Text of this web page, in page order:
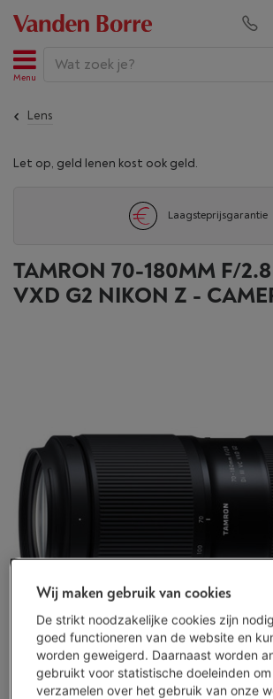
Menu
Lens
Let op, geld lenen kost ook geld.
Laagsteprijsgarantie
TAMRON 70-180MM F/
VXD G2 NIKON Z -
Wij maken gebruik van cookies
De strikt noodzakelijke cookies zijn
goed functioneren van de website en
worden geweigerd. Daarnaast worden
gebruikt voor statistische doeleinden
verzamelen over het gebruik van onze